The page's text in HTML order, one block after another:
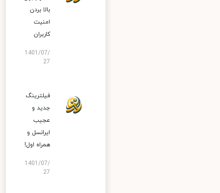
بالا بردن
امنیت
کاربران
1401/07/
27
فیلترینگ
جدید و
عجیب
ایرانسل و
همراه اول!
1401/07/
27